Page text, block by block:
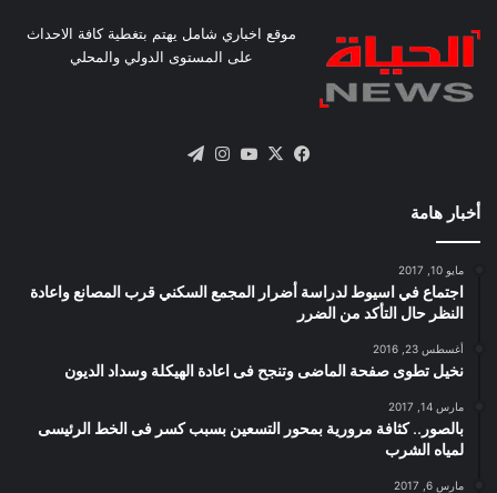
موقع اخباري شامل يهتم بتغطية كافة الاحداث
على المستوى الدولي والمحلي
فيسبوك
X يوتيوبانستقرام
أخبار هامة
مايو 10, 2017
اجتماع في اسيوط لدراسة أضرار المجمع السكني قرب المصانع واعادة
النظر حال التأكد من الضرر
أغسطس 23, 2016
نخيل تطوى صفحة الماضى وتنجح فى اعادة الهيكلة وسداد الديون
مارس 14, 2017
بالصور.. كثافة مرورية بمحور التسعين بسبب كسر فى الخط الرئيسى
لمياه الشرب
مارس 6, 2017